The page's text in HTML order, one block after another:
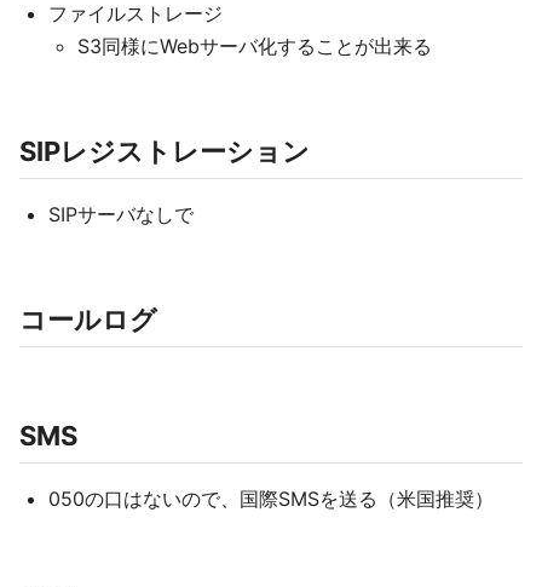
ファイルストレージ
S3同様にWebサーバ化することが出来る
SIPレジストレーション
SIPサーバなしで
コールログ
SMS
050の口はないので、国際SMSを送る（米国推奨）